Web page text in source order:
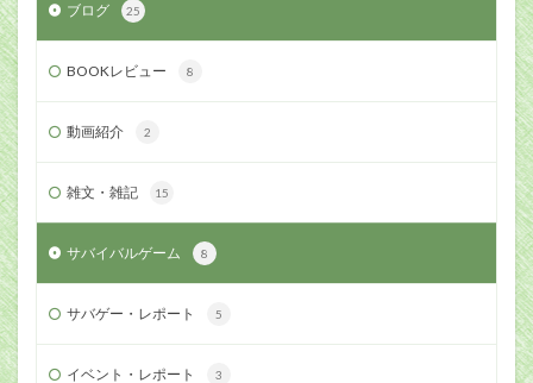
ブログ 25
BOOKレビュー 8
動画紹介 2
雑文・雑記 15
サバイバルゲーム 8
サバゲー・レポート 5
イベント・レポート 3